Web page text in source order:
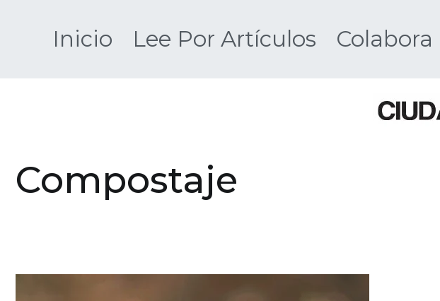
Inicio Lee Por Artículos Colabora
Compostaje